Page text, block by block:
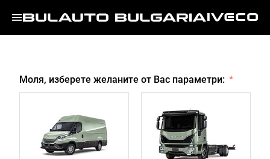
Моля, изберете желаните от Вас параметри: